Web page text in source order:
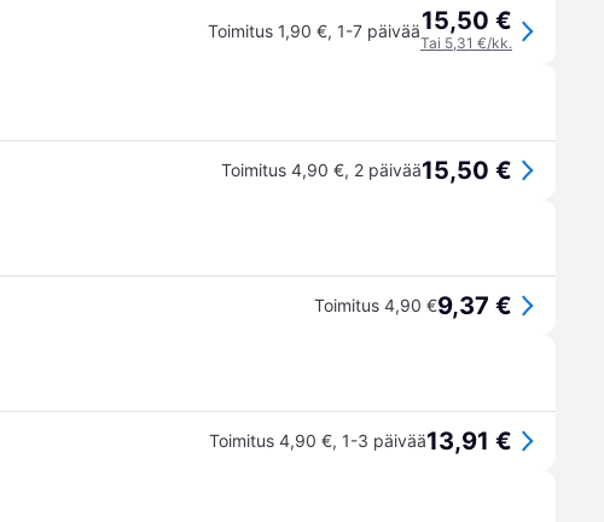
Toimitus 1,90 €, 1-7 päivää15,50 €
Tai 5,31 €/kk.
Toimitus 4,90 €, 2 päivää15,50 €
Toimitus 4,90 €9,37 €
Toimitus 4,90 €, 1-3 päivää13,91 €